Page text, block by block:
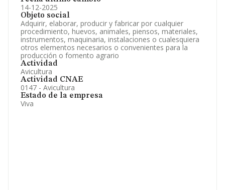
14-12-2025
Objeto social
Adquirir, elaborar, producir y fabricar por cualquier
procedimiento, huevos, animales, piensos, materiales,
instrumentos, maquinaria, instalaciones o cualesquiera
otros elementos necesarios o convenientes para la
producción o fomento agrario
Actividad
Avicultura
Actividad CNAE
0147 - Avicultura
Estado de la empresa
Viva